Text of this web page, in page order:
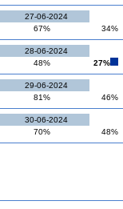
27-06-2024
67%
34%
28-06-2024
48%
27%
29-06-2024
81%
46%
30-06-2024
70%
48%